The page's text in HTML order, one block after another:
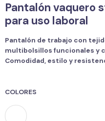
Pantalón vaquero
para uso laboral
Pantalón de trabajo con
multibolsillos funcionales y
Comodidad, estilo y
COLORES